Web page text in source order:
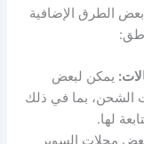
الطرق الإضافية
يمكن لبعض
الشحن، بما في ذلك
لها.
محلات السوبر